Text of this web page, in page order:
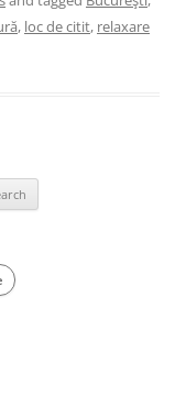
, loc de citit, relaxare